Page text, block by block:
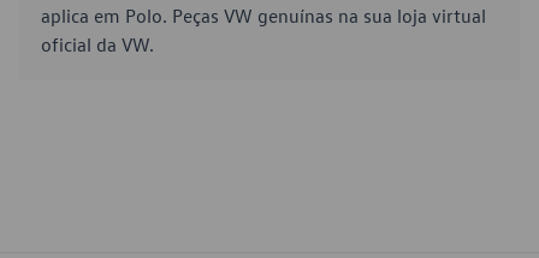
aplica em Polo. Peças VW genuínas na sua loja virtual
oficial da VW.